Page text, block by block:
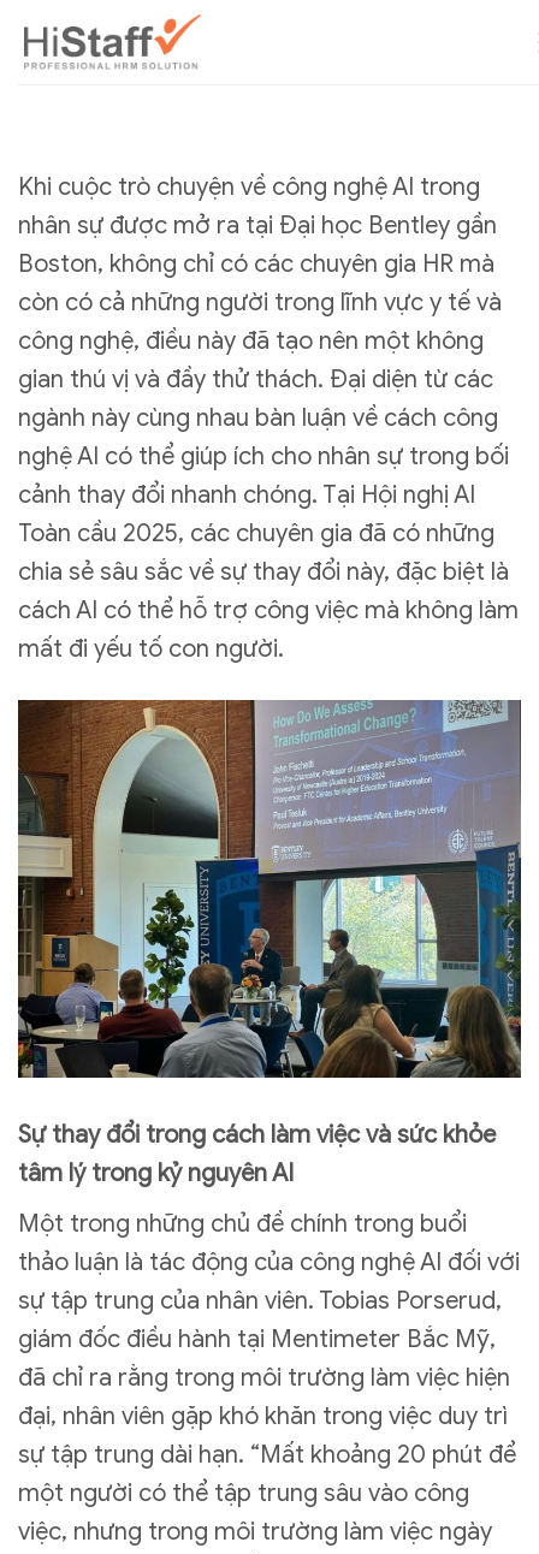
Khi cuộc trò chuyện về công nghệ AI trong
nhân sự được mở ra tại Đại học Bentley gần
Boston, không chỉ có các chuyên gia HR mà
còn có cả những người trong lĩnh vực y tế và
công nghệ, điều này đã tạo nên một không
gian thú vị và đầy thử thách. Đại diện từ các
ngành này cùng nhau bàn luận về cách công
nghệ AI có thể giúp ích cho nhân sự trong bối
cảnh thay đổi nhanh chóng. Tại Hội nghị AI
Toàn cầu 2025, các chuyên gia đã có những
chia sẻ sâu sắc về sự thay đổi này, đặc biệt là
cách AI có thể hỗ trợ công việc mà không làm
mất đi yếu tố con người.
Sự thay đổi trong cách làm việc và sức khỏe
tâm lý trong kỷ nguyên AI
Một trong những chủ đề chính trong buổi
thảo luận là tác động của công nghệ AI đối với
sự tập trung của nhân viên. Tobias Porserud,
giám đốc điều hành tại Mentimeter Bắc Mỹ,
đã chỉ ra rằng trong môi trường làm việc hiện
đại, nhân viên gặp khó khăn trong việc duy trì
sự tập trung dài hạn. “Mất khoảng 20 phút để
một người có thể tập trung sâu vào công
việc, nhưng trong môi trường làm việc ngày